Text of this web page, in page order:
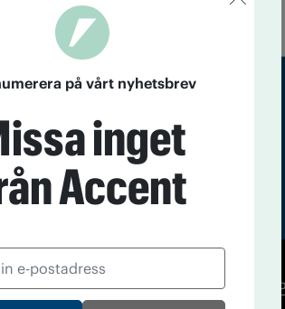
Lundkvist,
In English
Accent
på vårt nyhetsbrev
inget
Accent